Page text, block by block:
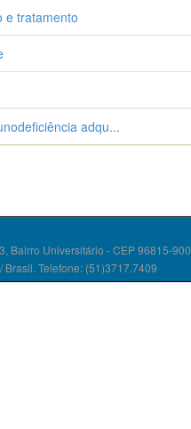
e tratamento
adqu...
Bairro Universitário - CEP 96815-900
Brasil. Telefone: (51)3717.7409